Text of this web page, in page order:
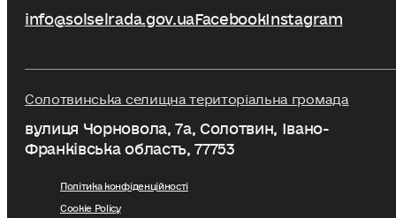
info@solselrada.gov.uaFacebookInstagram
Солотвинська селищна територіальна громада
вулиця Чорновола, 7a, Солотвин, Івано-
Франківська область, 77753
Політика конфіденційності
Cookie Policy